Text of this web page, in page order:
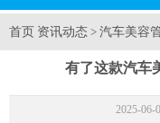
首页 资讯动态 > 汽车美容
有了这款汽车
2025-